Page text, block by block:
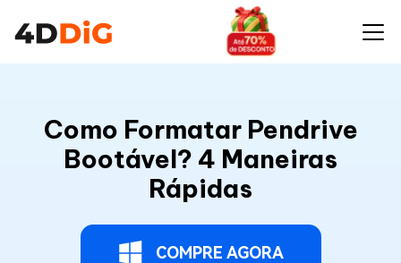
Como Formatar Pendrive
Bootável? 4 Maneiras
Rápidas
COMPRE AGORA